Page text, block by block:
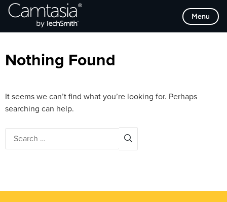
Skip
Menu
Browse Categories
Nothing Found
It seems we can’t find what you’re looking for. Perhaps
searching can help.